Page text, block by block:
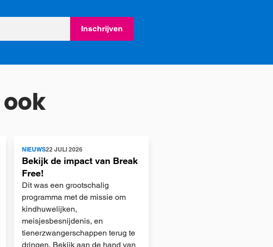
Inschrijven
NIEUWS22 JULI 2026
Bekijk de impact van Break
Free!
Dit was een grootschalig
programma met de missie om
kindhuwelijken,
meisjesbesnijdenis, en
tienerzwangerschappen terug te
dringen. Bekijk aan de hand van
meer